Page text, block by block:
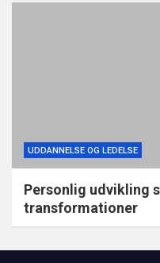
UDDANNELSE OG LEDELSE
Personlig udvikling
transformationer